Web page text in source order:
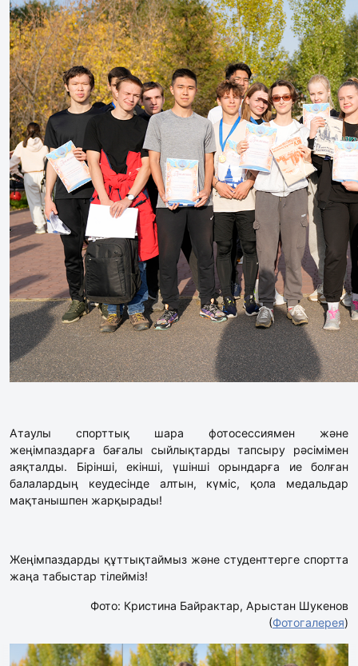
Атаулы спорттық шара фотосессиямен және
жеңімпаздарға бағалы сыйлықтарды тапсыру рәсімімен
аяқталды. Бірінші, екінші, үшінші орындарға ие болған
балалардың кеудесінде алтын, күміс, қола медальдар
мақтанышпен жарқырады!
Жеңімпаздарды құттықтаймыз және студенттерге спортта
жаңа табыстар тілейміз!
Фото: Кристина Байрактар, Арыстан Шукенов
(Фотогалерея)